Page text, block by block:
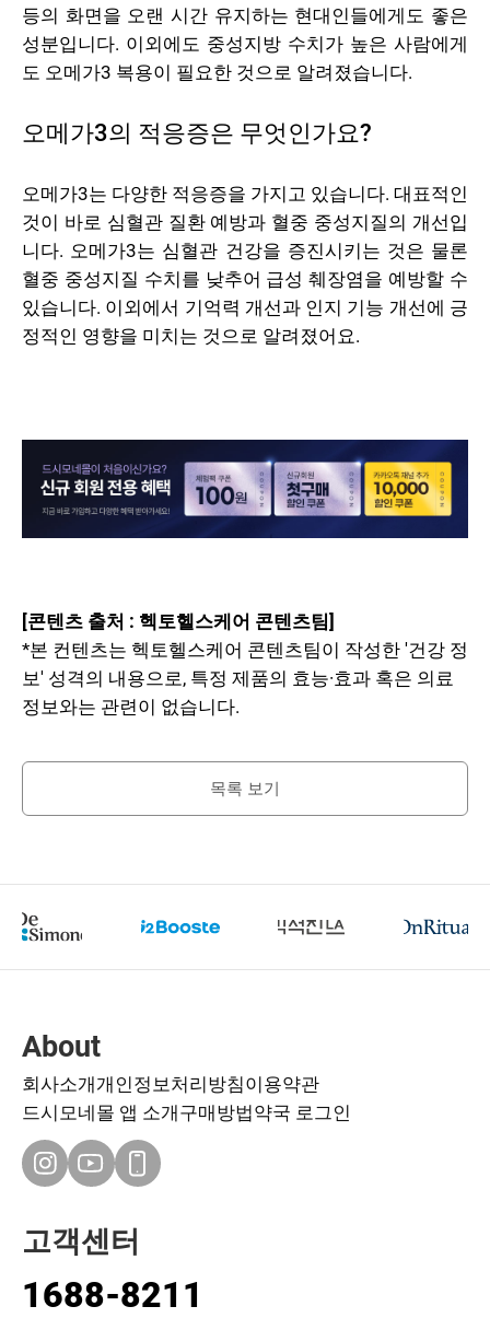
등의 화면을 오랜 시간 유지하는 현대인들에게도 좋은
성분입니다. 이외에도 중성지방 수치가 높은 사람에게
도 오메가3 복용이 필요한 것으로 알려졌습니다.
오메가3의 적응증은 무엇인가요?
오메가3는 다양한 적응증을 가지고 있습니다. 대표적인
것이 바로 심혈관 질환 예방과 혈중 중성지질의 개선입
니다. 오메가3는 심혈관 건강을 증진시키는 것은 물론
혈중 중성지질 수치를 낮추어 급성 췌장염을 예방할 수
있습니다. 이외에서 기억력 개선과 인지 기능 개선에 긍
정적인 영향을 미치는 것으로 알려졌어요.
[콘텐츠 출처 : 헥토헬스케어 콘텐츠팀]
*본 컨텐츠는 헥토헬스케어 콘텐츠팀이 작성한 '건강 정
보' 성격의 내용으로, 특정 제품의 효능·효과 혹은 의료
정보와는 관련이 없습니다.
목록 보기
About
회사소개개인정보처리방침이용약관
드시모네몰 앱 소개구매방법약국 로그인
고객센터
1688-8211